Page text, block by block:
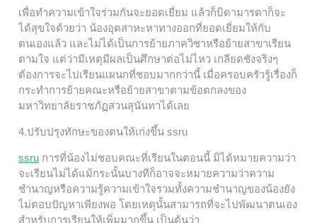
เพื่อทำความเข้าใจร่วมกันจะยอดเยี่ยม แล้วก็บิดามารดาก็จะ
ได้สุขใจด้วยว่า น้องอุตสาหะหาทางออกที่ยอดเยี่ยมให้กับ
ตนเองแล้ว และไม่ได้เป็นการย้ายภาควิชาหรือย้ายสาขาเรียน
ตามใจ แต่ว่ามีเหตุมีผลเป็นศึกษาต่อไม่ไหว เกลียดชังจริงๆ
ต้องการจะไปเรียนแผนกที่ชอบมากกว่านี้ เมื่อครอบครัวรู้เรื่องก็
กระทำการย้ายคณะหรือย้ายสาขาตามข้อตกลงของ
มหาวิทยาลัยราชภัฏสวนสุนันทาได้เลย
4.ปรับปรุงทักษะของตนให้เก่งขึ้น ssru
ssru การที่น้องไม่ชอบคณะที่เรียนในตอนนี้ มิได้หมายความว่า
จะเรียนไม่ได้แม้กระนั้นบางทีก็อาจจะหมายความว่าความ
ชำนาญหรือความรู้ความเข้าใจรวมทั้งความชำนาญของน้องยัง
ไม่ตอบปัญหาเพียงพอ โดยเหตุนั้นสามารถที่จะไปพัฒนาตนเอง
สำหรับการเรียนให้เพิ่มมากขึ้น เป็นต้นว่า